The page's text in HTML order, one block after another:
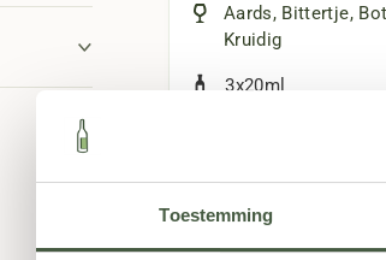
Toestemming
Aards, Bittertje,
Kruidig
3x20ml
Fles -